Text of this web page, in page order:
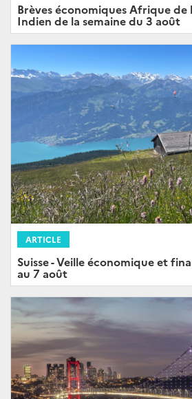
Brèves économiques Afrique de
Indien de la semaine du 3 août
ARTICLE
Suisse - Veille économique et
au 7 août